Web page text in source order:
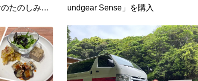
たのしみ
undgear Sense」を購入